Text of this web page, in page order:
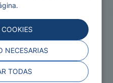
COOKIES
NECESARIAS
TODASOportunidad